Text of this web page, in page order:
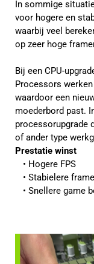
In sommige
voor hogere en
waarbij veel
op zeer hoge
Bij een CPU-
Processors
waardoor een
moederbord past.
processorupgrade
of ander type
Prestatie winst
Hogere FPS
Stabielere
Snellere game